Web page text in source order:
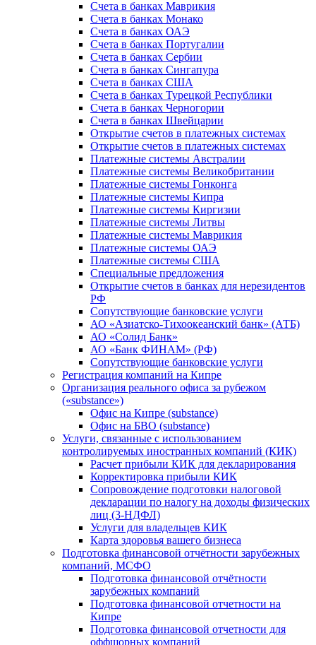
Счета в банках Маврикия
Счета в банках Монако
Счета в банках ОАЭ
Счета в банках Португалии
Счета в банках Сербии
Счета в банках Сингапура
Счета в банках США
Счета в банках Турецкой Республики
Счета в банках Черногории
Счета в банках Швейцарии
Открытие счетов в платежных системах
Открытие счетов в платежных системах
Платежные системы Австралии
Платежные системы Великобритании
Платежные системы Гонконга
Платежные системы Кипра
Платежные системы Киргизии
Платежные системы Литвы
Платежные системы Маврикия
Платежные системы ОАЭ
Платежные системы США
Специальные предложения
Открытие счетов в банках для нерезидентов
РФ
Сопутствующие банковские услуги
АО «Азиатско-Тихоокеанский банк» (АТБ)
АО «Солид Банк»
АО «Банк ФИНАМ» (РФ)
Сопутствующие банковские услуги
Регистрация компаний на Кипре
Организация реального офиса за рубежом
(«substance»)
Офис на Кипре (substance)
Офис на БВО (substance)
Услуги, связанные с использованием
контролируемых иностранных компаний (КИК)
Расчет прибыли КИК для декларирования
Корректировка прибыли КИК
Сопровождение подготовки налоговой
декларации по налогу на доходы физических
лиц (3-НДФЛ)
Услуги для владельцев КИК
Карта здоровья вашего бизнеса
Подготовка финансовой отчётности зарубежных
компаний, МСФО
Подготовка финансовой отчётности
зарубежных компаний
Подготовка финансовой отчетности на
Кипре
Подготовка финансовой отчетности для
оффшорных компаний